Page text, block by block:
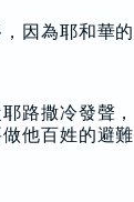
因為耶和華的
路撒冷發聲，
他百姓的避難